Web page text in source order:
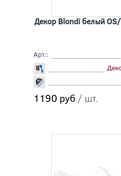
Декор Blondi белый
Арт.:
1190 руб / шт.